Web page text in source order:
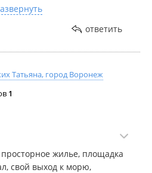
территории.
ответить
Татьяна, город Воронеж
1
жилье, площадка
свой выход к морю,